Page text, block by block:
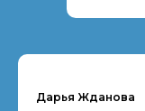
Дарья Жданова